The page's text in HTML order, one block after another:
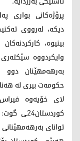
پرۆژه‌كانی بواری
دیكه‌، له‌رووی
بینیوه‌،
وایكردووه‌
به‌رهه‌مهێنان دوو
حكومه‌ت بیری لە
لای خۆیەوە